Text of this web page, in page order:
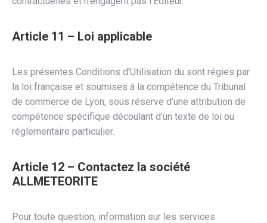
Article 11 – Loi applicable
Les présentes Conditions d’Utilisation du sont régies par
la loi française et soumises à la compétence du Tribunal
de commerce de Lyon, sous réserve d’une attribution de
compétence spécifique découlant d’un texte de loi ou
réglementaire particulier.
Article 12 – Contactez la société
ALLMETEORITE
Pour toute question, information sur les services